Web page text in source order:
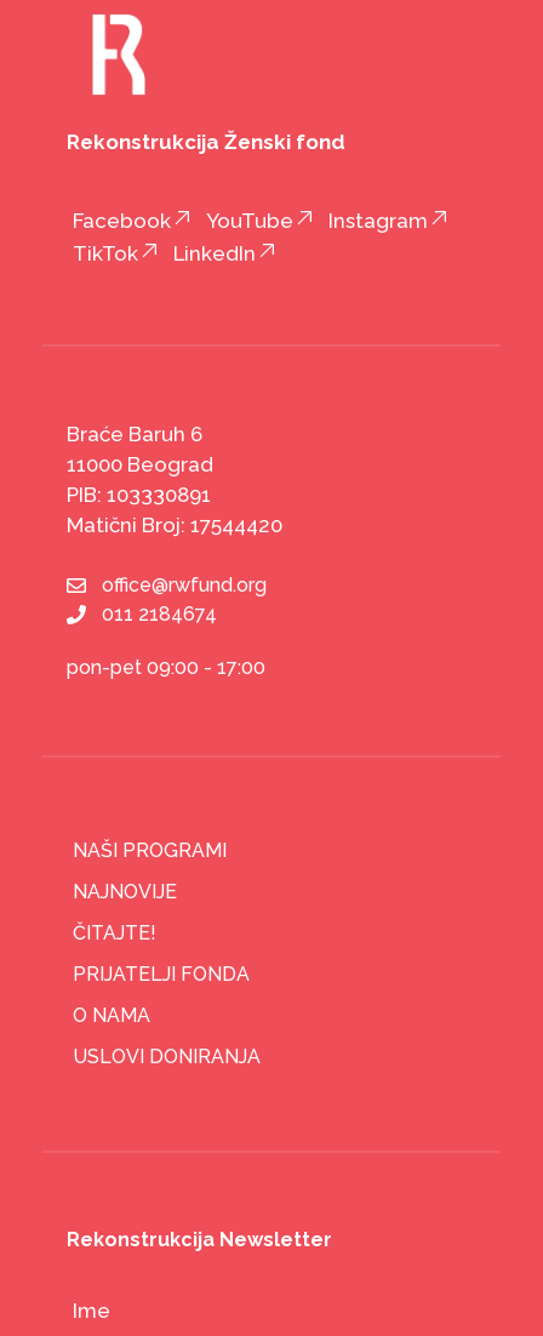
Rekonstrukcija Ženski fond
Facebook YouTube
Instagram
TikTok
LinkedIn
Braće Baruh 6
11000 Beograd
PIB: 103330891
Matični Broj: 17544420
office@rwfund.org
011 2184674
pon-pet 09:00 - 17:00
NAŠI PROGRAMI
NAJNOVIJE
ČITAJTE!
PRIJATELJI FONDA
O NAMA
USLOVI DONIRANJA
Rekonstrukcija Newsletter